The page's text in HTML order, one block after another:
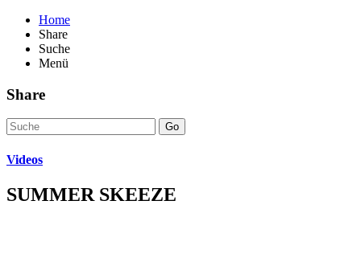
Home
Share
Suche
Menü
Share
Go
Videos
SUMMER SKEEZE